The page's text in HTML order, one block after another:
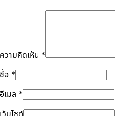
ความคิดเห็น *
ชื่อ *
อีเมล *
เว็บไซต์